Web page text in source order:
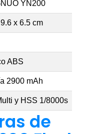
YN200
x 6.5 cm
ABS
2900 mAh
y HSS 1/8000s
de